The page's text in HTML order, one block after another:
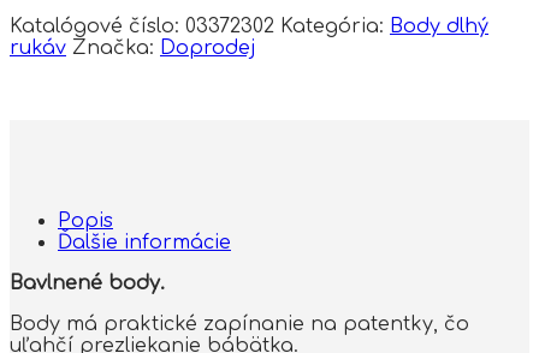
Katalógové číslo: 03372302 Kategória: Body dlhý
rukáv Značka: Doprodej
Popis
Ďalšie informácie
Bavlnené body.
Body má praktické zapínanie na patentky, čo
uľahčí prezliekanie bábätka.